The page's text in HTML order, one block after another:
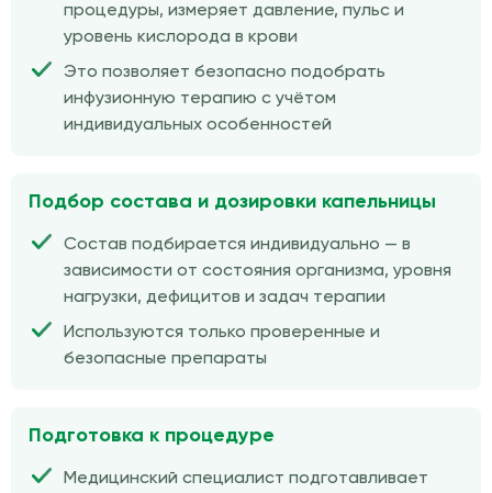
процедуры, измеряет давление, пульс и
уровень кислорода в крови
Это позволяет безопасно подобрать
инфузионную терапию с учётом
индивидуальных особенностей
Подбор состава и дозировки капельницы
Состав подбирается индивидуально — в
зависимости от состояния организма, уровня
нагрузки, дефицитов и задач терапии
Используются только проверенные и
безопасные препараты
Подготовка к процедуре
Медицинский специалист подготавливает